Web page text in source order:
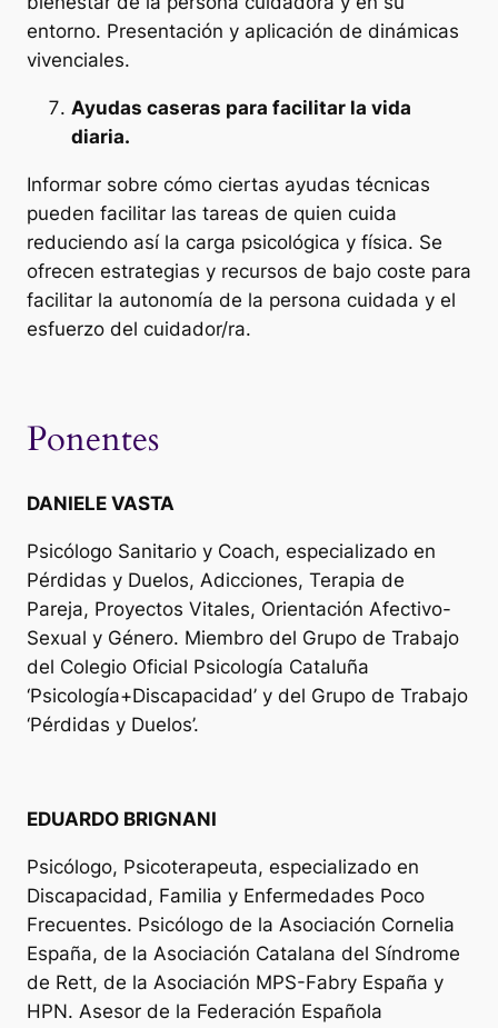
entorno. Presentación y aplicación de dinámicas
vivenciales.
Ayudas caseras para facilitar la vida
diaria.
Informar sobre cómo ciertas ayudas técnicas
pueden facilitar las tareas de quien cuida
reduciendo así la carga psicológica y física. Se
ofrecen estrategias y recursos de bajo coste para
facilitar la autonomía de la persona cuidada y el
esfuerzo del cuidador/ra.
Ponentes
DANIELE VASTA
Psicólogo Sanitario y Coach, especializado en
Pérdidas y Duelos, Adicciones, Terapia de
Pareja, Proyectos Vitales, Orientación Afectivo-
Sexual y Género. Miembro del Grupo de Trabajo
del Colegio Oficial Psicología Cataluña
‘Psicología+Discapacidad’ y del Grupo de Trabajo
‘Pérdidas y Duelos’.
EDUARDO BRIGNANI
Psicólogo, Psicoterapeuta, especializado en
Discapacidad, Familia y Enfermedades Poco
Frecuentes. Psicólogo de la Asociación Cornelia
España, de la Asociación Catalana del Síndrome
de Rett, de la Asociación MPS-Fabry España y
HPN. Asesor de la Federación Española